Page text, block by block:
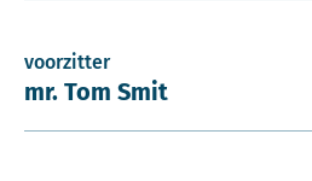
voorzitter
mr. Tom Smit